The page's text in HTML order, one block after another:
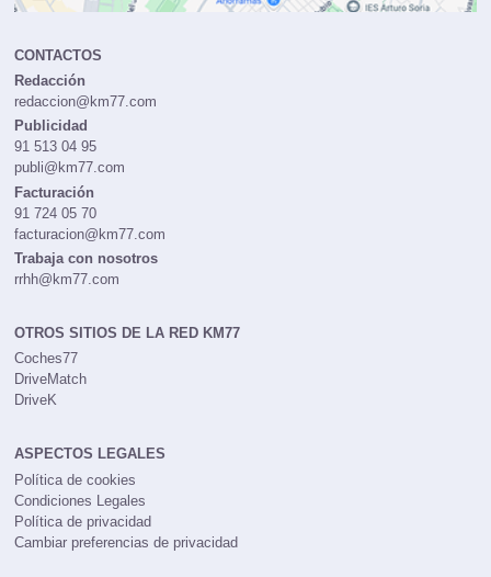
CONTACTOS
Redacción
redaccion@km77.com
Publicidad
91 513 04 95
publi@km77.com
Facturación
91 724 05 70
facturacion@km77.com
Trabaja con nosotros
rrhh@km77.com
OTROS SITIOS DE LA RED KM77
Coches77
DriveMatch
DriveK
ASPECTOS LEGALES
Política de cookies
Condiciones Legales
Política de privacidad
Cambiar preferencias de privacidad